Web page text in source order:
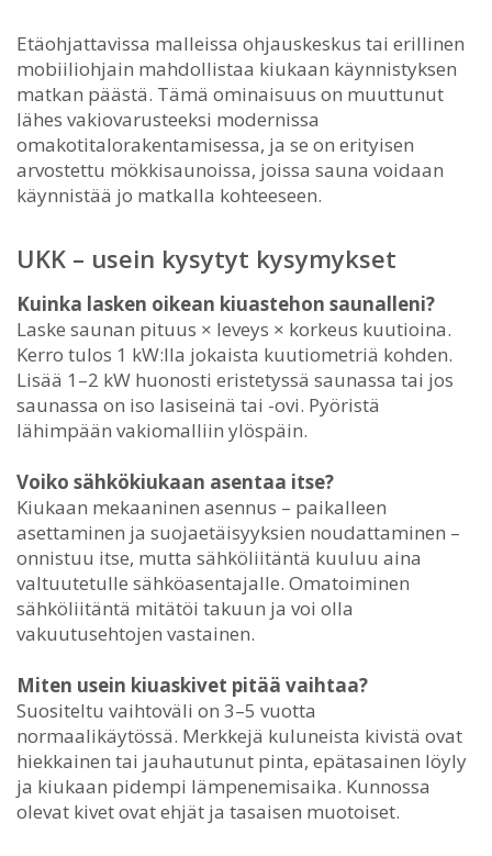
Etäohjattavissa malleissa ohjauskeskus tai erillinen
mobiiliohjain mahdollistaa kiukaan käynnistyksen
matkan päästä. Tämä ominaisuus on muuttunut
lähes vakiovarusteeksi modernissa
omakotitalorakentamisessa, ja se on erityisen
arvostettu mökkisaunoissa, joissa sauna voidaan
käynnistää jo matkalla kohteeseen.
UKK – usein kysytyt kysymykset
Kuinka lasken oikean kiuastehon saunalleni?
Laske saunan pituus × leveys × korkeus kuutioina.
Kerro tulos 1 kW:lla jokaista kuutiometriä kohden.
Lisää 1–2 kW huonosti eristetyssä saunassa tai jos
saunassa on iso lasiseinä tai -ovi. Pyöristä
lähimpään vakiomalliin ylöspäin.
Voiko sähkökiukaan asentaa itse?
Kiukaan mekaaninen asennus – paikalleen
asettaminen ja suojaetäisyyksien noudattaminen –
onnistuu itse, mutta sähköliitäntä kuuluu aina
valtuutetulle sähköasentajalle. Omatoiminen
sähköliitäntä mitätöi takuun ja voi olla
vakuutusehtojen vastainen.
Miten usein kiuaskivet pitää vaihtaa?
Suositeltu vaihtoväli on 3–5 vuotta
normaalikäytössä. Merkkejä kuluneista kivistä ovat
hiekkainen tai jauhautunut pinta, epätasainen löyly
ja kiukaan pidempi lämpenemisaika. Kunnossa
olevat kivet ovat ehjät ja tasaisen muotoiset.